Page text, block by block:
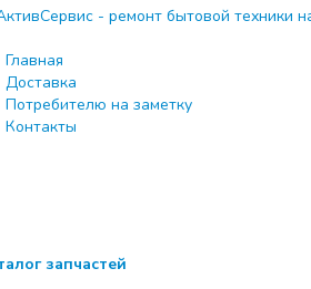
Главная
Доставка
Потребителю на заметку
Контакты
запчастей